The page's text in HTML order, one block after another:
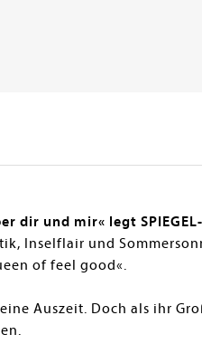
dir und mir« legt
Inselflair und
of feel good«.
Auszeit. Doch als ihr